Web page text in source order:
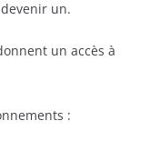
un.
un accès à
: